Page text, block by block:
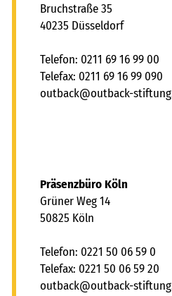
Bruchstraße 35
40235 Düsseldorf
Telefon: 0211 69 16 99 00
Telefax: 0211 69 16 99 090
tb ck tb ck-stft ng
Präsenzbüro Köln
Grüner Weg 14
50825 Köln
Telefon: 0221 50 06 59 0
Telefax: 0221 50 06 59 20
tb ck tb ck-stft ng